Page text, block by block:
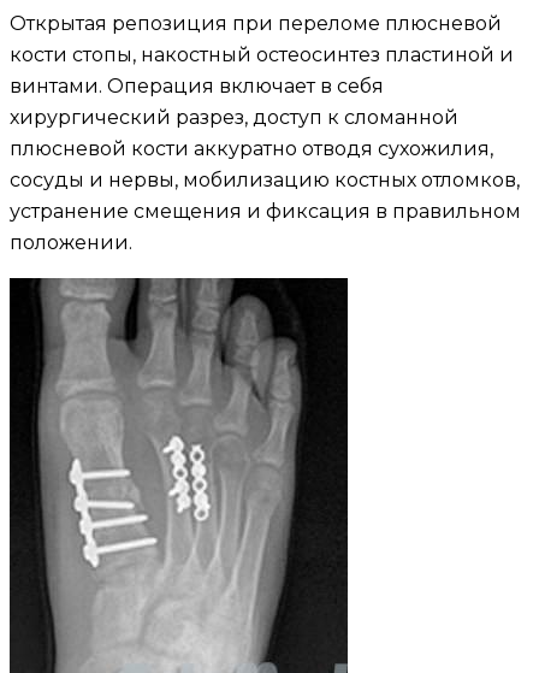
Открытая репозиция при переломе плюсневой
кости стопы, накостный остеосинтез пластиной и
винтами. Операция включает в себя
хирургический разрез, доступ к сломанной
плюсневой кости аккуратно отводя сухожилия,
сосуды и нервы, мобилизацию костных отломков,
устранение смещения и фиксация в правильном
положении.